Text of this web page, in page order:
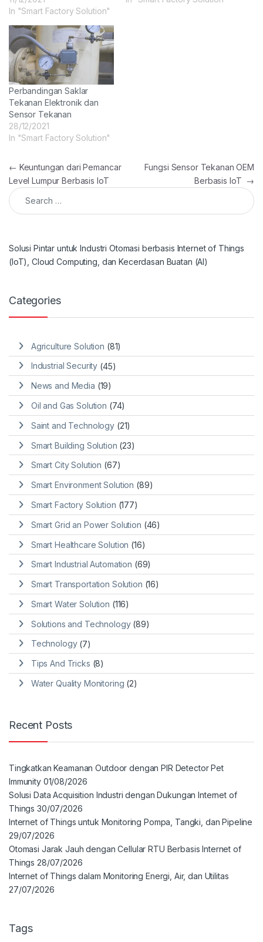
In "Smart Factory Solution"
Perbandingan Saklar
Tekanan Elektronik dan
Sensor Tekanan
28/12/2021
In "Smart Factory Solution"
Post navigation
← Keuntungan dari Pemancar
Level Lumpur Berbasis IoT
Fungsi Sensor Tekanan OEM
Berbasis IoT →
Search for:
Solusi Pintar untuk Industri Otomasi berbasis Internet of Things
(IoT), Cloud Computing, dan Kecerdasan Buatan (AI)
Categories
Agriculture Solution (81)
Industrial Security (45)
News and Media (19)
Oil and Gas Solution (74)
Saint and Technology (21)
Smart Building Solution (23)
Smart City Solution (67)
Smart Environment Solution (89)
Smart Factory Solution (177)
Smart Grid an Power Solution (46)
Smart Healthcare Solution (16)
Smart Industrial Automation (69)
Smart Transportation Solution (16)
Smart Water Solution (116)
Solutions and Technology(89)
Technology(7)
Tips And Tricks (8)
Water Quality Monitoring (2)
Recent Posts
Tingkatkan Keamanan Outdoor dengan PIR Detector Pet
Immunity 01/08/2026
Solusi Data Acquisition Industri dengan Dukungan Internet of
Things 30/07/2026
Internet of Things untuk Monitoring Pompa, Tangki, dan Pipeline
29/07/2026
Otomasi Jarak Jauh dengan Cellular RTU Berbasis Internet of
Things 28/07/2026
Internet of Things dalam Monitoring Energi, Air, dan Utilitas
27/07/2026
Tags